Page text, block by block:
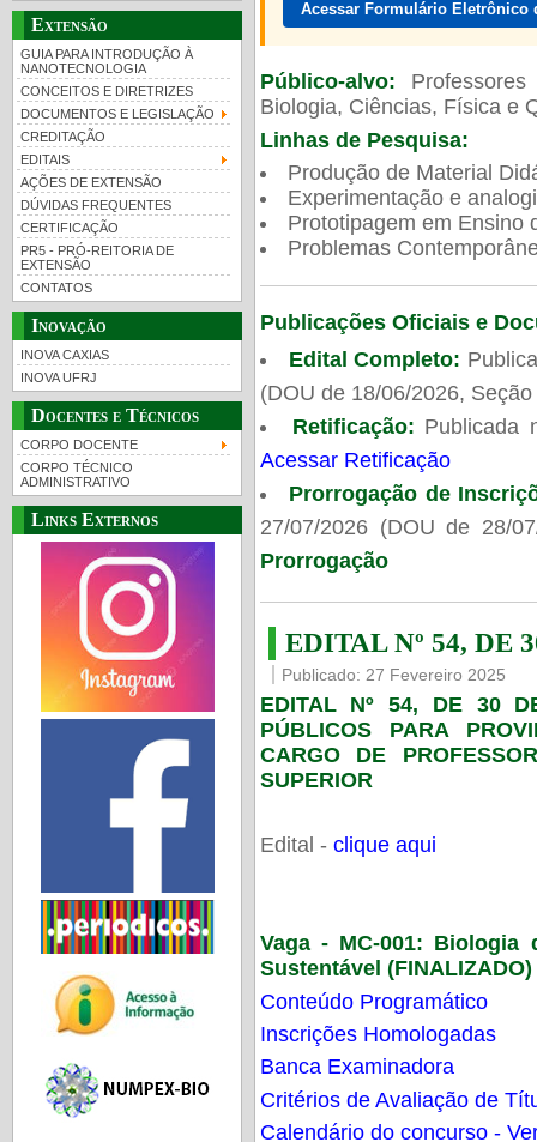
Extensão
GUIA PARA INTRODUÇÃO À
NANOTECNOLOGIA
CONCEITOS E DIRETRIZES
DOCUMENTOS E LEGISLAÇÃO
CREDITAÇÃO
EDITAIS
AÇÕES DE EXTENSÃO
DÚVIDAS FREQUENTES
CERTIFICAÇÃO
PR5 - PRÓ-REITORIA DE
EXTENSÃO
CONTATOS
Inovação
INOVA CAXIAS
INOVA UFRJ
Docentes e Técnicos
CORPO DOCENTE
CORPO TÉCNICO
ADMINISTRATIVO
Links Externos
Acessar Formulário
Público-alvo:
Biologia, Ciências, Física e
Linhas de Pesquisa:
Produção de Material
Experimentação e
Prototipagem em Ensino
Problemas
Publicações Oficiais e
Edital Completo:
(DOU de 18/06/2026,
Retificação: Publicada
Acessar Retificação
Prorrogação de
27/07/2026 (DOU de 28/
Prorrogação
EDITAL Nº 54, DE
Publicado: 27 Fevereiro 2025
EDITAL Nº 54, DE 30
PÚBLICOS PARA
CARGO DE
SUPERIOR
Edital - clique aqui
Vaga - MC-001: Biologia
Sustentável (FINALIZADO)
Conteúdo Programático
Inscrições Homologadas
Banca Examinadora
Critérios de Avaliação de
Calendário do concurso -